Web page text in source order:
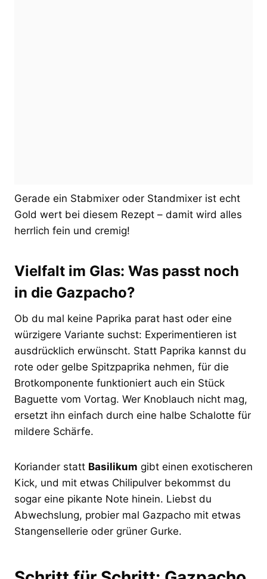
Gerade ein Stabmixer oder Standmixer ist echt
Gold wert bei diesem Rezept – damit wird alles
herrlich fein und cremig!
Vielfalt im Glas: Was passt noch
in die Gazpacho?
Ob du mal keine Paprika parat hast oder eine
würzigere Variante suchst: Experimentieren ist
ausdrücklich erwünscht. Statt Paprika kannst du
rote oder gelbe Spitzpaprika nehmen, für die
Brotkomponente funktioniert auch ein Stück
Baguette vom Vortag. Wer Knoblauch nicht mag,
ersetzt ihn einfach durch eine halbe Schalotte für
mildere Schärfe.
Koriander statt Basilikum gibt einen exotischeren
Kick, und mit etwas Chilipulver bekommst du
sogar eine pikante Note hinein. Liebst du
Abwechslung, probier mal Gazpacho mit etwas
Stangensellerie oder grüner Gurke.